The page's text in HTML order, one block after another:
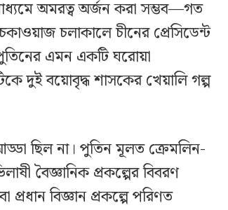
মাধ্যমে অমরত্ব অর্জন করা সম্ভব—গত
চলাকালে চীনের প্রেসিডেন্ট
পুতিনের এমন একটি ঘরোয়া
দুই বয়োবৃদ্ধ শাসকের খেয়ালি গল্প
ছিল না। পুতিন মূলত ক্রেমলিন-
বৈজ্ঞানিক প্রকল্পের বিবরণ
প্রধান বিজ্ঞান প্রকল্পে পরিণত